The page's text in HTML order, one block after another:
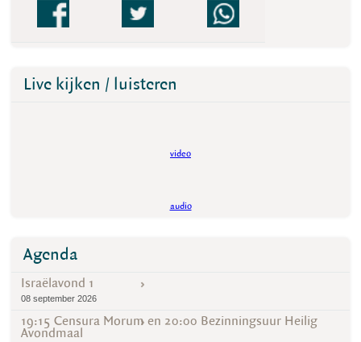
Live kijken / luisteren
video
audio
Agenda
Israëlavond 1
08 september 2026
19:15 Censura Morum en 20:00 Bezinningsuur Heilig
Avondmaal